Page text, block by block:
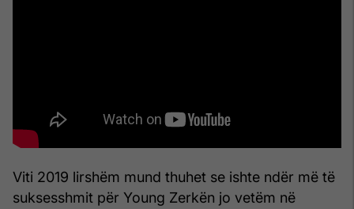
Viti 2019 lirshëm mund thuhet se ishte ndër më të
suksesshmit për Young Zerkën jo vetëm në